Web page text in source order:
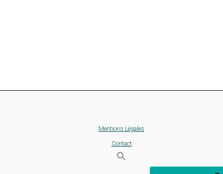
Mentions Légales
Contact